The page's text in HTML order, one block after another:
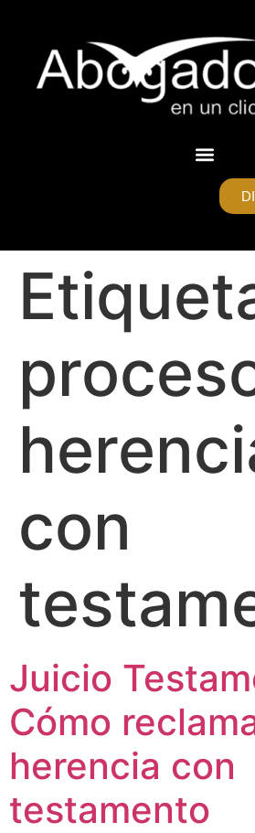
con
Juicio
Cómo
herencia con
testamento